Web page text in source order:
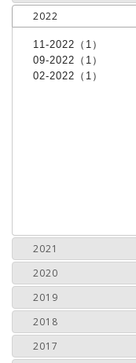
2022
11-2022（1）
09-2022（1）
02-2022（1）
2021
2020
2019
2018
2017